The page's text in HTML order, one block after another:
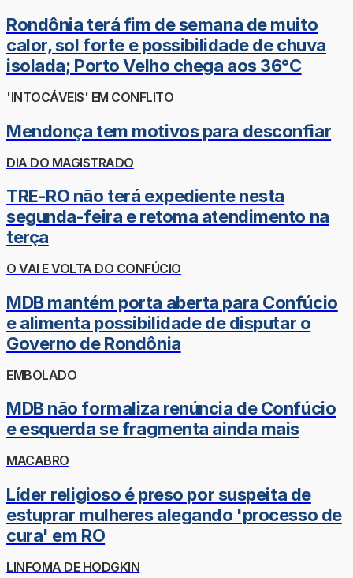
Rondônia terá fim de semana de muito
calor, sol forte e possibilidade de chuva
isolada; Porto Velho chega aos 36°C
'INTOCÁVEIS' EM CONFLITO
Mendonça tem motivos para desconfiar
DIA DO MAGISTRADO
TRE-RO não terá expediente nesta
segunda-feira e retoma atendimento na
terça
O VAI E VOLTA DO CONFÚCIO
MDB mantém porta aberta para Confúcio
e alimenta possibilidade de disputar o
Governo de Rondônia
EMBOLADO
MDB não formaliza renúncia de Confúcio
e esquerda se fragmenta ainda mais
MACABRO
Líder religioso é preso por suspeita de
estuprar mulheres alegando 'processo de
cura' em RO
LINFOMA DE HODGKIN